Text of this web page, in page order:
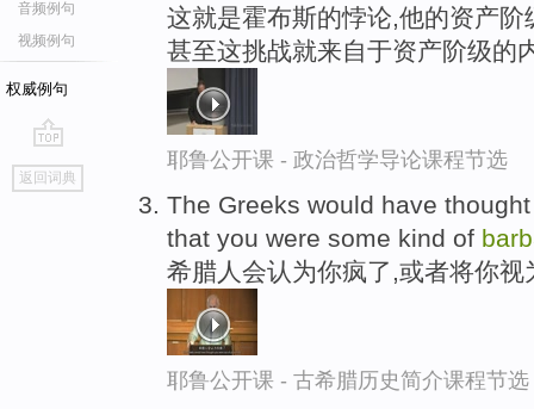
音频例句
视频例句
权威例句
go
top
返回词典
这就是霍布斯的悖论,他的资产
甚至这挑战就来自于资产阶级的
耶鲁公开课 - 政治哲学导论课程节选
The Greeks would have
that you were some kind of
希腊人会认为你疯了,或者将你
耶鲁公开课 - 古希腊历史简介课程节选